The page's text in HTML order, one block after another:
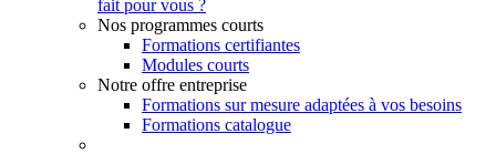
fait pour vous ?
Nos programmes courts
Formations certifiantes
Modules courts
Notre offre entreprise
Formations sur mesure adaptées à vos besoins
Formations catalogue